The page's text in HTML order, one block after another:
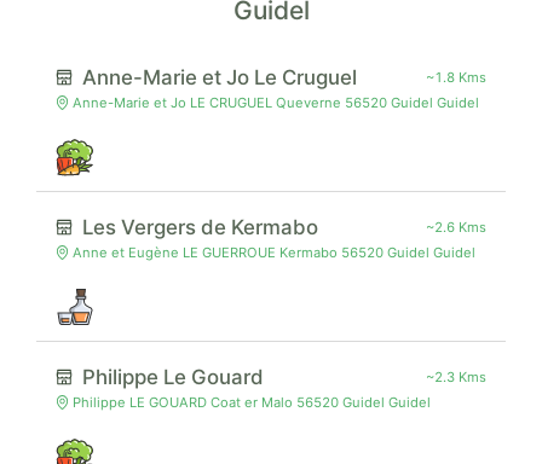
Guidel
Anne-Marie et Jo Le Cruguel
~1.8 Kms
Anne-Marie et Jo LE CRUGUEL Queverne 56520 Guidel Guidel
Les Vergers de Kermabo
~2.6 Kms
Anne et Eugène LE GUERROUE Kermabo 56520 Guidel Guidel
Philippe Le Gouard
~2.3 Kms
Philippe LE GOUARD Coat er Malo 56520 Guidel Guidel